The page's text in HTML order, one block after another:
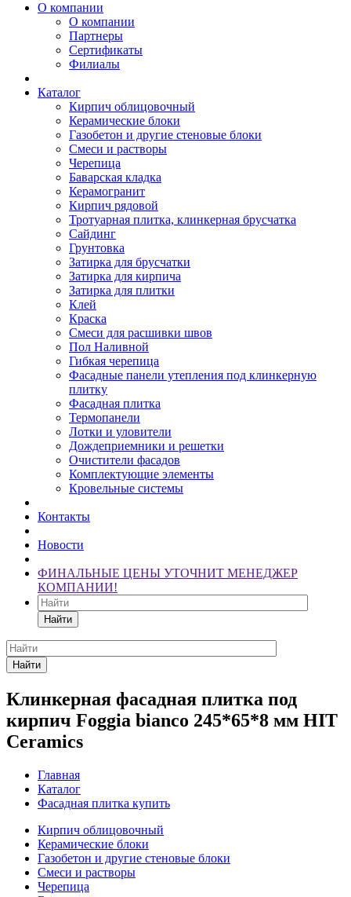
О компании
О компании
Партнеры
Сертификаты
Филиалы
Каталог
Кирпич облицовочный
Керамические блоки
Газобетон и другие стеновые блоки
Смеси и растворы
Черепица
Баварская кладка
Керамогранит
Кирпич рядовой
Тротуарная плитка, клинкерная брусчатка
Сайдинг
Грунтовка
Затирка для брусчатки
Затирка для кирпича
Затирка для плитки
Клей
Краска
Смеси для расшивки швов
Пол Наливной
Гибкая черепица
Фасадные панели утепления под клинкерную
плитку
Фасадная плитка
Термопанели
Лотки и уловители
Дождеприемники и решетки
Очистители фасадов
Комплектующие элементы
Кровельные системы
Контакты
Новости
ФИНАЛЬНЫЕ ЦЕНЫ УТОЧНИТ МЕНЕДЖЕР
КОМПАНИИ!
Найти
Найти
Клинкерная фасадная плитка под
кирпич Foggia bianco 245*65*8 мм HIT
Ceramics
Главная
Каталог
Фасадная плитка купить
Кирпич облицовочный
Керамические блоки
Газобетон и другие стеновые блоки
Смеси и растворы
Черепица